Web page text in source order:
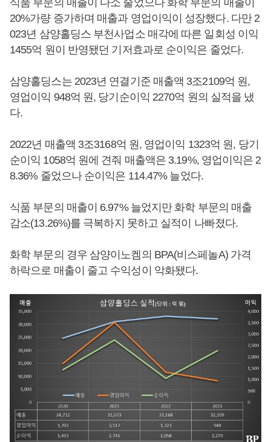
20%가량 증가하며 매출과 영업이익이 성장했다. 다만 2
023년 삼양홀딩스 부천사업소 매각에 따른 일회성 이익
1455억 원이 반영됐던 기저효과로 순이익은 줄었다.
삼양홀딩스는 2023년 연결기준 매출액 3조2109억 원,
영업이익 948억 원, 당기순이익 2270억 원의 실적을 냈
다.
2022년 매출액 3조3168억 원, 영업이익 1323억 원, 당기
순이익 1058억 원에 견줘 매출액은 3.19%, 영업이익은 2
8.36% 줄었으나 순이익은 114.47% 늘었다.
식품 부문의 매출이 6.97% 늘었지만 화학 부문의 매출
감소(13.26%)를 극복하지 못하고 실적이 나빠졌다.
화학 부문의 경우 삼양이노켐의 BPA(비스페놀A) 가격
하락으로 매출이 줄고 수익성이 악화됐다.